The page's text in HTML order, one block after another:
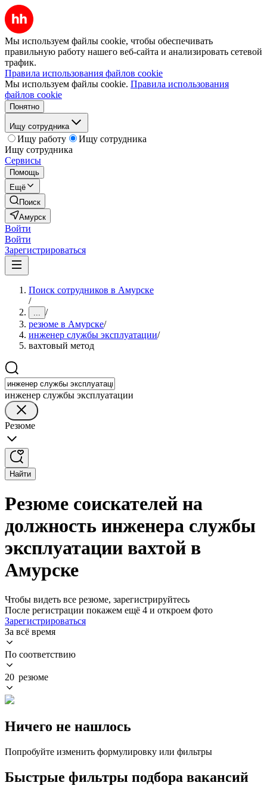
Мы используем файлы cookie, чтобы обеспечивать
правильную работу нашего веб-сайта и анализировать сетевой
трафик.
Правила использования файлов cookie
Мы используем файлы cookie. Правила использования
файлов cookie
Понятно
Ищу сотрудника
Ищу работу
Ищу сотрудника
Ищу сотрудника
Сервисы
Помощь
Ещё
Поиск
Амурск
Войти
Войти
Зарегистрироваться
Поиск сотрудников в Амурске
/
... /
резюме в Амурске/
инженер службы эксплуатации/
вахтовый метод
инженер службы эксплуатации
Резюме
Найти
Резюме соискателей на
должность инженера службы
эксплуатации вахтой в
Амурске
Чтобы видеть все резюме, зарегистрируйтесь
После регистрации покажем ещё 4 и откроем фото
Зарегистрироваться
За всё время
По соответствию
20 резюме
Ничего не нашлось
Попробуйте изменить формулировку или фильтры
Быстрые фильтры подбора вакансий